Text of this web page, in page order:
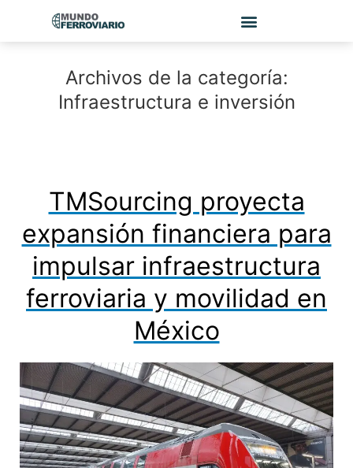
Archivos de la categoría:
Infraestructura e inversión
TMSourcing proyecta
expansión financiera para
impulsar infraestructura
ferroviaria y movilidad en
México